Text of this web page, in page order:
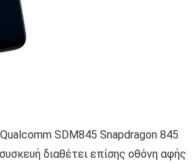
SDM845 Snapdragon 845
διαθέτει επίσης οθόνη αφής